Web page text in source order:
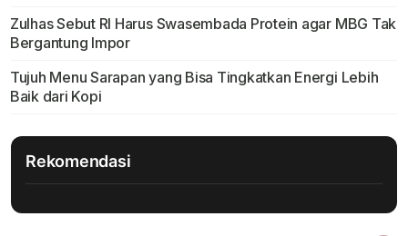
Zulhas Sebut RI Harus Swasembada Protein agar MBG Tak
Bergantung Impor
Tujuh Menu Sarapan yang Bisa Tingkatkan Energi Lebih
Baik dari Kopi
Rekomendasi